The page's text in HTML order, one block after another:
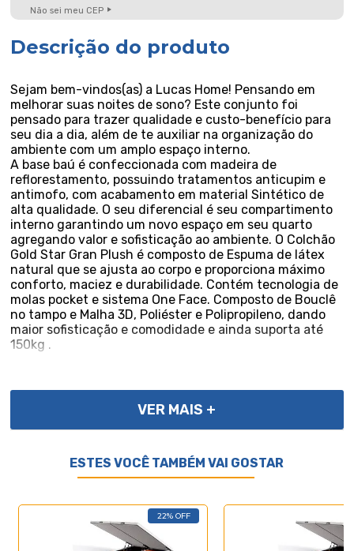
Não sei meu CEP
Descrição do produto
Sejam bem-vindos(as) a Lucas Home! Pensando em
melhorar suas noites de sono? Este conjunto foi
pensado para trazer qualidade e custo-benefício para
seu dia a dia, além de te auxiliar na organização do
ambiente com um amplo espaço interno.
A base baú é confeccionada com madeira de
reflorestamento, possuindo tratamentos anticupim e
antimofo, com acabamento em material Sintético de
alta qualidade. O seu diferencial é seu compartimento
interno garantindo um novo espaço em seu quarto
agregando valor e sofisticação ao ambiente. O Colchão
Gold Star Gran Plush é composto de Espuma de látex
natural que se ajusta ao corpo e proporciona máximo
conforto, maciez e durabilidade. Contém tecnologia de
molas pocket e sistema One Face. Composto de Bouclê
no tampo e Malha 3D, Poliéster e Polipropileno, dando
maior sofisticação e comodidade e ainda suporta até
150kg .
IMPORTANTE: IMAGENS MERAMENTE ILUSTRATIVAS. (A
LUCAS HOME não trabalha com móveis planejados.
Podendo haver pequenas variações nas medidas e
acordo com a tela de visualização/Os enfeites,
eletrônicos e decoração não acompanham). **A LUCAS
montagem, sendo de total responsabilidade do
comprador. A LUCAS HOME Recomenda que a
montagem seja feita por um profissional da área.
VER MAIS +
ESTES VOCÊ TAMBÉM VAI GOSTAR
22% OFF